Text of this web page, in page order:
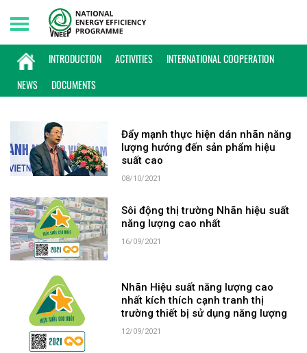
INTRODUCTION ACTIVITIES
INTERNATIONAL COOPERATION
NEWS
DOCUMENTS
Thursday, 06/08/2026 | 18:24 GMT+7
KEYWORD: HIỆU SUẤT NĂNG LƯỢNG CAO
Đẩy mạnh thực hiện dán nhãn năng
lượng hướng đến sản phẩm hiệu
suất cao
08/10/2021
Sôi động thị trường Nhãn hiệu suất
năng lượng cao nhất
16/09/2021
Nhãn Hiệu suất năng lượng cao
nhất kích thích cạnh tranh thị
trường thiết bị sử dụng năng lượng
12/09/2021